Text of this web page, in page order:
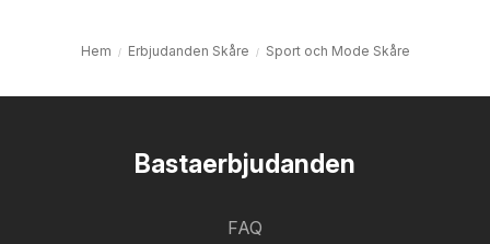
Hem Erbjudanden Skåre Sport och Mode Skåre
Bastaerbjudanden
FAQ